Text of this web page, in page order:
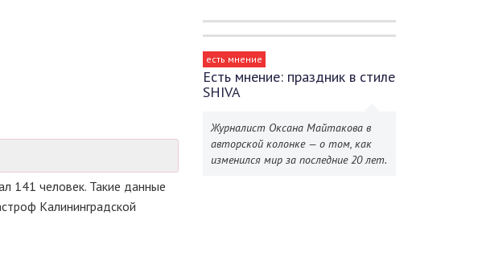
141 человек. Такие данные
Калининградской
есть мнение
Есть мнение: праздник в стиле
SHIVA
Журналист Оксана Майтакова в
авторской колонке — о том, как
изменился мир за последние 20 лет.